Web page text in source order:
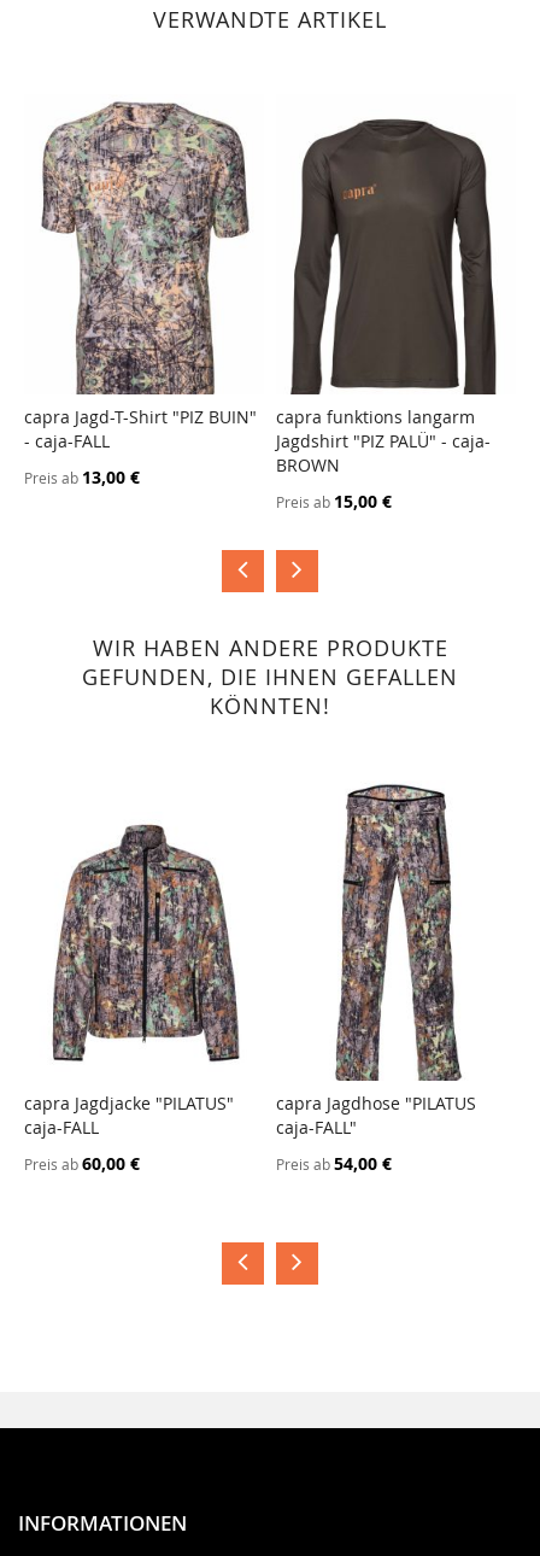
VERWANDTE ARTIKEL
ZUR
VERGLEICHSLISTE
capra Jagd-T-Shirt "PIZ BUIN"
- caja-FALL
Preis ab 13,00 €
ZUR
VERGLEICHSLISTE
HINZUFÜGEN
capra funktions langarm
Jagdshirt "PIZ PALÜ" - caja-
BROWN
Preis ab 15,00 €
WIR HABEN ANDERE PRODUKTE
GEFUNDEN, DIE IHNEN GEFALLEN
KÖNNTEN!
capra Jagdjacke "PILATUS"
caja-FALL
Preis ab60,00 €
capra Jagdhose "PILATUS
caja-FALL"
Preis ab54,00 €
INFORMATIONEN